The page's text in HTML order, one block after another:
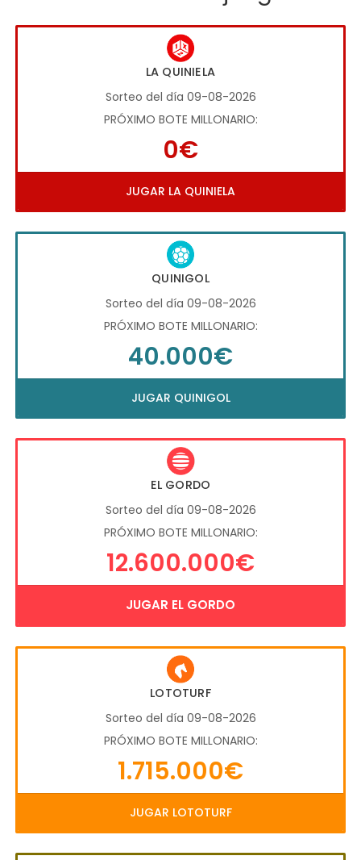
LA QUINIELA
Sorteo del día 09-08-2026
PRÓXIMO BOTE MILLONARIO:
0€
JUGAR LA QUINIELA
QUINIGOL
Sorteo del día 09-08-2026
PRÓXIMO BOTE MILLONARIO:
40.000€
JUGAR QUINIGOL
EL GORDO
Sorteo del día 09-08-2026
PRÓXIMO BOTE MILLONARIO:
12.600.000€
JUGAR EL GORDO
LOTOTURF
Sorteo del día 09-08-2026
PRÓXIMO BOTE MILLONARIO:
1.715.000€
JUGAR LOTOTURF